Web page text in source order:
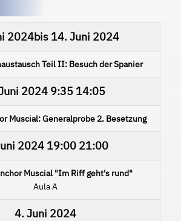
2024bis 14. Juni 2024
Teil II: Besuch der Spanier
20249:35 14:05
Muscial: Generalprobe 2. Besetzung
2024 19:00 21:00
Muscial "Im Riff geht's rund"
Aula A
4. Juni 2024